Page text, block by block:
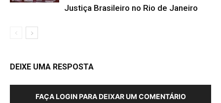
Justiça Brasileiro no Rio de Janeiro
DEIXE UMA RESPOSTA
FAÇA LOGIN PARA DEIXAR UM COMENTÁRIO